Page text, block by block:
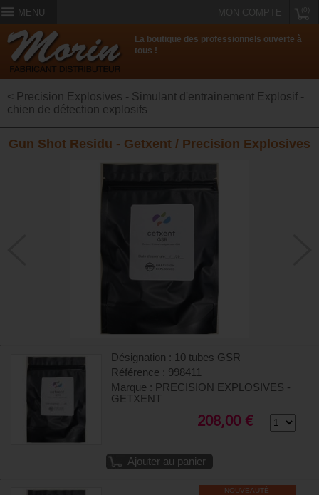
MENU MON COMPTE
La boutique des professionnels ouverte à
tous !
< Precision Explosives - Simulant d'entrainement Explosif -
chien de détection explosifs
Gun Shot Residu - Getxent / Precision Explosives
Désignation : 10 tubes GSR
Référence : 998411
Marque : PRECISION EXPLOSIVES -
GETXENT
208,00 €
Ajouter au panier
NOUVEAUTÉ